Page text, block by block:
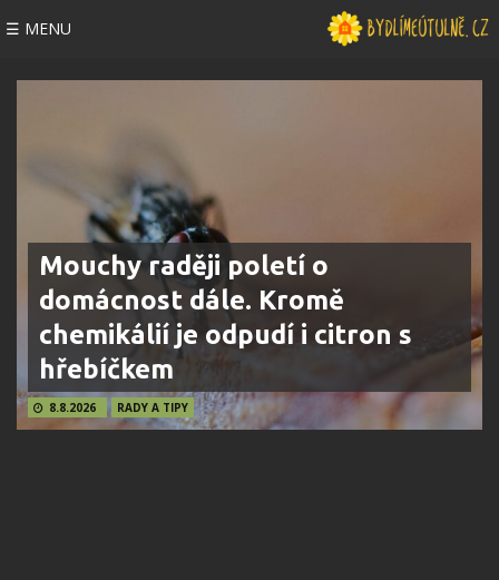
☰ MENU
Mouchy raději poletí o
domácnost dále. Kromě
chemikálií je odpudí i citron s
hřebíčkem
8.8.2026 RADY A TIPY